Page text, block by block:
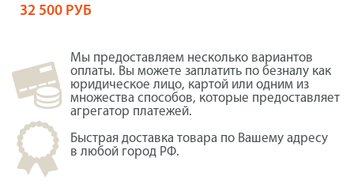
32 500 РУБ
Мы предоставляем несколько вариантов
оплаты. Вы можете заплатить по безналу как
юридическое лицо, картой или одним из
множества способов, которые предоставляет
агрегатор платежей.
Быстрая доставка товара по Вашему адресу
в любой город РФ.